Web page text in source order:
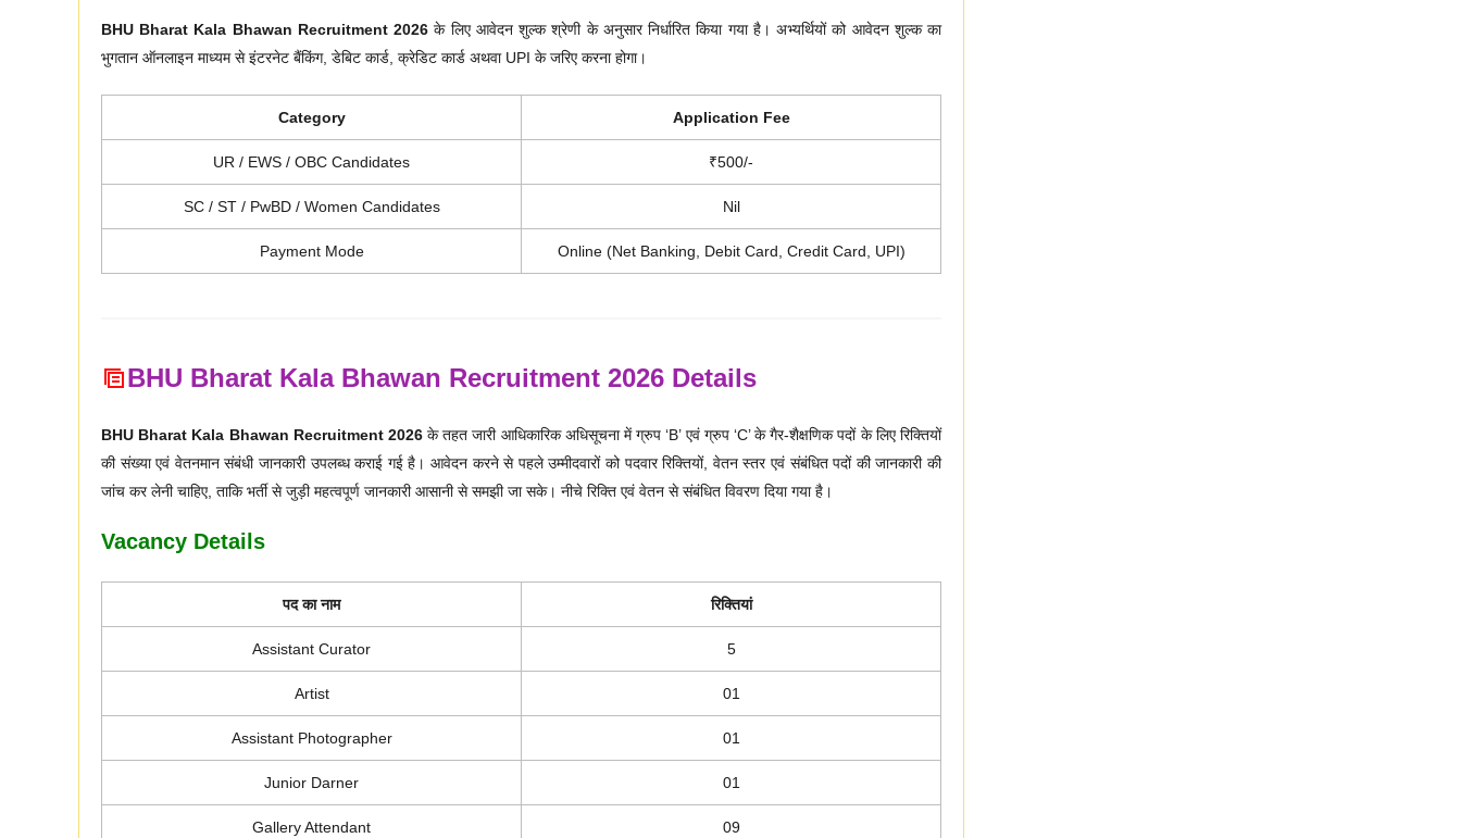
BHU Bharat Kala Bhawan Recruitment 2026 के लिए आवेदन शुल्क श्रेणी के अनुसार निर्धारित किया गया है। अभ्यर्थियों को आवेदन शुल्क का
भुगतान ऑनलाइन माध्यम से इंटरनेट बैंकिंग, डेबिट कार्ड, क्रेडिट कार्ड अथवा UPI के जरिए करना होगा।
Category Application Fee
UR / EWS / OBC Candidates ₹500/-
SC / ST / PwBD / Women Candidates Nil
Payment Mode Online (Net Banking, Debit Card, Credit Card, UPI)
BHU Bharat Kala Bhawan Recruitment 2026 Details
BHU Bharat Kala Bhawan Recruitment 2026के तहत जारी आधिकारिक अधिसूचना में ग्रुप ‘B’ एवं ग्रुप ‘C’ के गैर-शैक्षणिक पदों के लिए रिक्तियों
की संख्या एवं वेतनमान संबंधी जानकारी उपलब्ध कराई गई है। आवेदन करने से पहले उम्मीदवारों को पदवार रिक्तियों, वेतन स्तर एवं संबंधित पदों की जानकारी की
जांच कर लेनी चाहिए, ताकि भर्ती से जुड़ी महत्वपूर्ण जानकारी आसानी से समझी जा सके। नीचे रिक्ति एवं वेतन से संबंधित विवरण दिया गया है।
Vacancy Details
पद का नाम रिक्तियां
Assistant Curator 5
Artist 01
Assistant Photographer 01
Junior Darner 01
Gallery Attendant 09